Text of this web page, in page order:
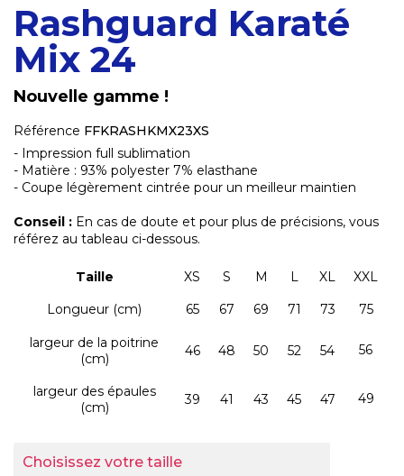
Rashguard Karaté
Mix 24
Nouvelle gamme !
Référence FFKRASHKMX23XS
- Impression full sublimation
- Matière : 93% polyester 7% elasthane
- Coupe légèrement cintrée pour un meilleur maintien
Conseil : En cas de doute et pour plus de précisions, vous
référez au tableau ci-dessous.
Taille XS S M L XL
XXL
Longueur (cm)
65 67 69 71 73 75
largeur de la poitrine
(cm)
46 48 50 52 54 56
largeur des épaules
(cm)
39 41 43 45 47 49
Choisissez votre taille